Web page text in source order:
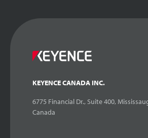
KEYENCE CANADA INC.
6775 Financial Dr., Suite 400,
Canada